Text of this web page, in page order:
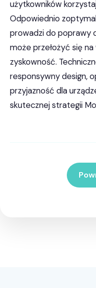
użytkowników
Odpowiednio
prowadzi do poprawy
może przełożyć się
zyskowność.
responsywny design,
przyjazność dla
skutecznej strategii